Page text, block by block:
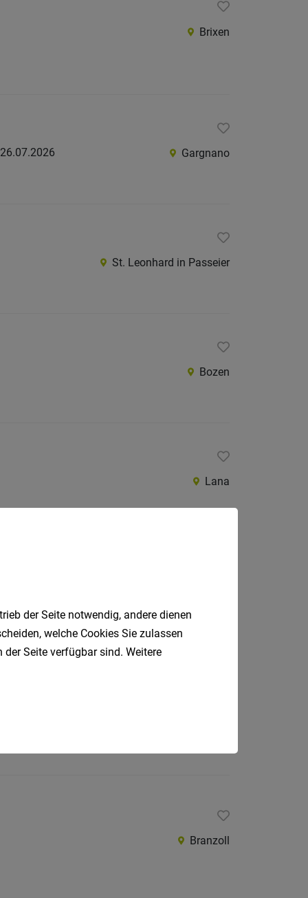
Brixen
26.07.2026 Gargnano
St. Leonhard in Passeier
Bozen
Lana
Branzoll
der Seite notwendig, andere dienen
welche Cookies Sie zulassen
Seite verfügbar sind. Weitere